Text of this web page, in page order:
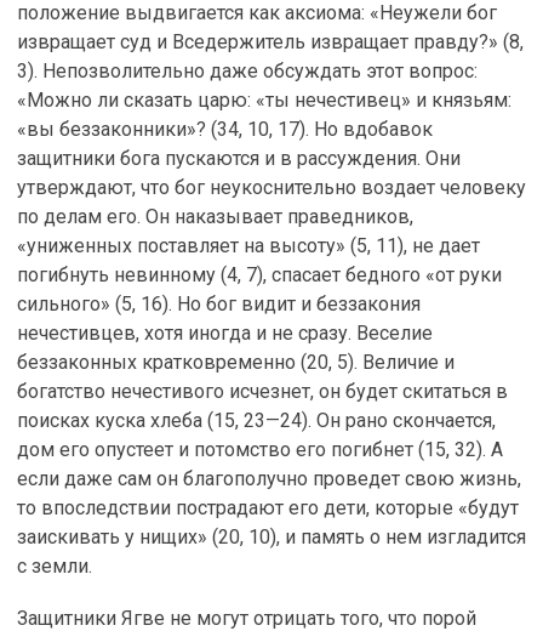
положение выдвигается как аксиома: «Неужели бог
извращает суд и Вседержитель извращает правду?» (8,
3). Непозволительно даже обсуждать этот вопрос:
«Можно ли сказать царю: «ты нечестивец» и князьям:
«вы беззаконники»? (34, 10, 17). Но вдобавок
защитники бога пускаются и в рассуждения. Они
утверждают, что бог неукоснительно воздает человеку
по делам его. Он наказывает праведников,
«униженных поставляет на высоту» (5, 11), не дает
погибнуть невинному (4, 7), спасает бедного «от руки
сильного» (5, 16). Но бог видит и беззакония
нечестивцев, хотя иногда и не сразу. Веселие
беззаконных кратковременно (20, 5). Величие и
богатство нечестивого исчезнет, он будет скитаться в
поисках куска хлеба (15, 23—24). Он рано скончается,
дом его опустеет и потомство его погибнет (15, 32). А
если даже сам он благополучно проведет свою жизнь,
то впоследствии пострадают его дети, которые «будут
заискивать у нищих» (20, 10), и память о нем изгладится
с земли.
Защитники Ягве не могут отрицать того, что порой